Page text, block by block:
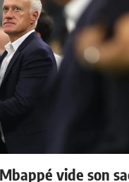
vide son